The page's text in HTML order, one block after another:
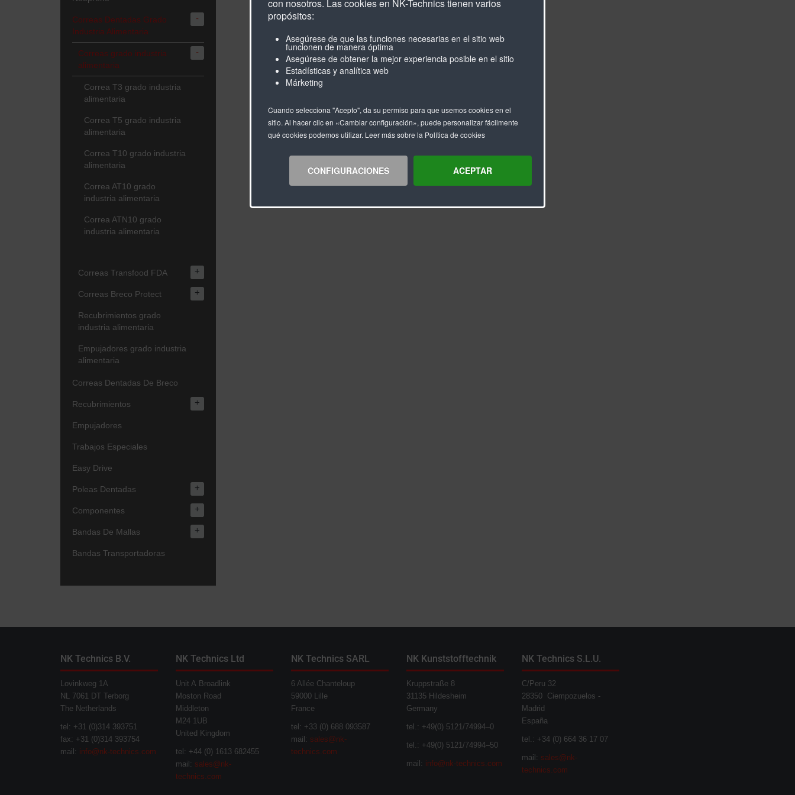
Correas Dentadas Grado
Industria Alimentaria
-
Correas grado industria
alimentaria
-
Correa T3 grado industria
alimentaria
Correa T5 grado industria
alimentaria
Correa T10 grado industria
alimentaria
Correa AT10 grado
industria alimentaria
Correa ATN10 grado
industria alimentaria
Correas Transfood FDA +
Correas Breco Protect +
Recubrimientos grado
industria alimentaria
Empujadores grado industria
alimentaria
Correas Dentadas De Breco
Recubrimientos +
Empujadores
Trabajos Especiales
Easy Drive
Poleas Dentadas +
Componentes +
Bandas De Mallas +
Bandas Transportadoras
NK Technics B.V.
Lovinkweg 1A
NL 7061 DT Terborg
The Netherlands
tel: +31 (0)314 393751
fax: +31 (0)314 393754
mail: info@nk-technics.com
NK Technics Ltd
Unit A Broadlink
Moston Road
Middleton
M24 1UB
United Kingdom
tel: +44 (0) 1613 682455
mail: sales@nk-
technics.com
NK Technics SARL
6 Allée Chanteloup
59000 Lille
France
tel: +33 (0) 688 093587
mail: sales@nk-
technics.com
NK Kunststofftechnik
Kruppstraße 8
31135 Hildesheim
Germany
tel.: +49(0) 5121/74994–0
tel.: +49(0) 5121/74994–50
mail: info@nk-technics.com
NK Technics S.L.U.
C/Peru 32
28350 Ciempozuelos -
Madrid
España
tel.: +34 (0) 664 36 17 07
mail: sales@nk-
technics.com
con nosotros. Las cookies en NK-Technics tienen varios
propósitos:
Asegúrese de que las funciones necesarias en el sitio web
funcionen de manera óptima
Asegúrese de obtener la mejor experiencia posible en el sitio
Estadísticas y analítica web
Márketing
Cuando selecciona "Acepto", da su permiso para que usemos cookies en el
sitio. Al hacer clic en «Cambiar configuración», puede personalizar fácilmente
qué cookies podemos utilizar. Leer más sobre la Política de cookies
ACEPTAR
CONFIGURACIONES